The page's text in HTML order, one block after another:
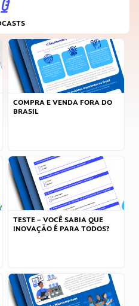
COMPRA E VENDA FORA DO
BRASIL
TESTE – VOCÊ SABIA QUE
INOVAÇÃO É PARA TODOS?